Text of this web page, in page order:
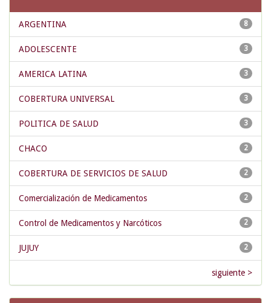
8
ARGENTINA
3
ADOLESCENTE
3
AMERICA LATINA
3
COBERTURA UNIVERSAL
3
POLITICA DE SALUD
2
CHACO
2
COBERTURA DE SERVICIOS DE SALUD
2
Comercialización de Medicamentos
2
Control de Medicamentos y Narcóticos
2
JUJUY
siguiente >